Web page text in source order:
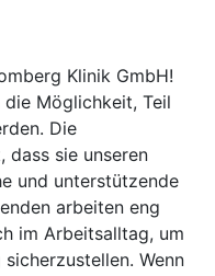
Klinik GmbH!
Möglichkeit, Teil
Die
dass sie unseren
und unterstützende
arbeiten eng
im Arbeitsalltag, um
Wenn